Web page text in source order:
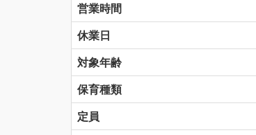
営業時間
休業日
対象年齢
保育種類
定員